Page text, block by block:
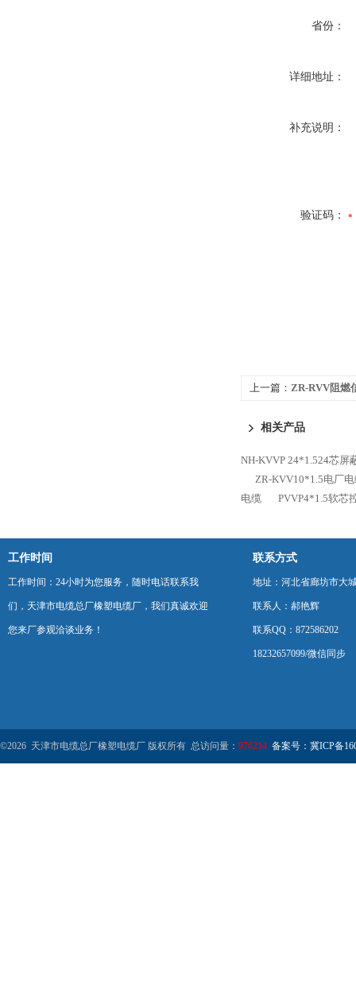
省份：
详细地址：
补充说明：
验证码：
上一篇： ZR-RVV阻燃
相关产品
NH-KVVP 24*1.524芯屏
ZR-KVV10*1.5电厂
电缆
PVVP4*1.5软芯
工作时间
工作时间：24小时为您服务，随时电话联系我
们，天津市电缆总厂橡塑电缆厂，我们真诚欢迎
您来厂参观洽谈业务！
联系方式
地址：河北省廊坊市大
联系人：郝艳辉
联系QQ：872586202
18232657099/微信同步
©2026 天津市电缆总厂橡塑电缆厂 版权所有 总访问量： 976214 备案号：冀ICP备